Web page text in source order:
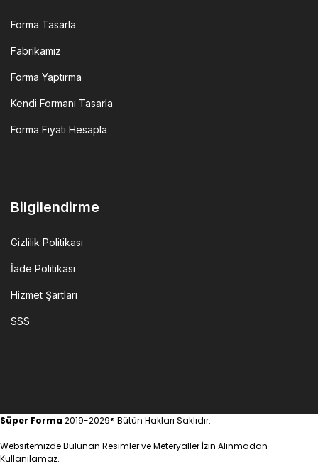
Forma Tasarla
Fabrikamız
Forma Yaptırma
Kendi Formanı Tasarla
Forma Fiyatı Hesapla
Bilgilendirme
Gizlilik Politikası
İade Politikası
Hizmet Şartları
SSS
Süper Forma2019-2029® Bütün Hakları Saklıdır.
Websitemizde Bulunan Resimler ve Meteryaller İzin Alınmadan
Kullanılamaz.